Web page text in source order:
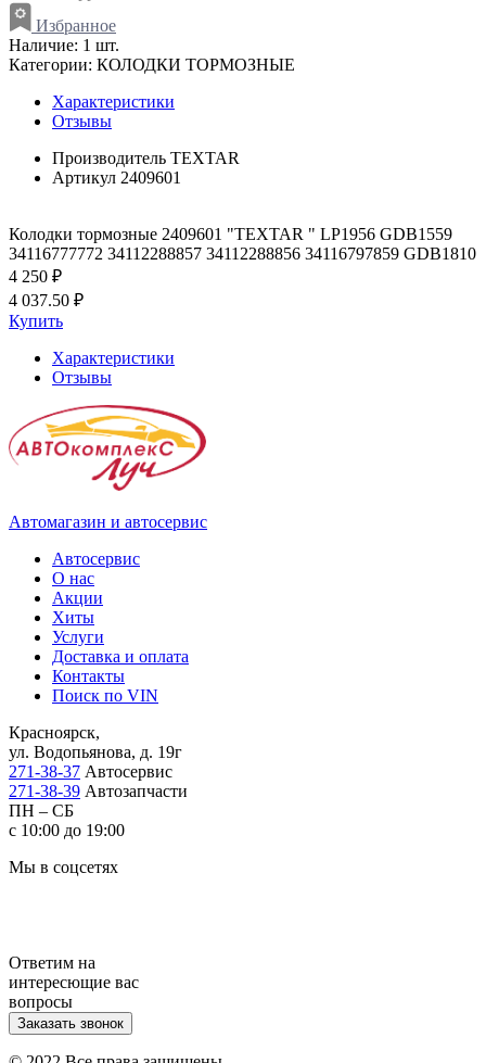
Избранное
Наличие: 1 шт.
Категории: КОЛОДКИ ТОРМОЗНЫЕ
Характеристики
Отзывы
Производитель TEXTAR
Артикул 2409601
Колодки тормозные 2409601 "TEXTAR " LP1956 GDB1559
34116777772 34112288857 34112288856 34116797859 GDB1810
4 250 ₽
4 037.50 ₽
Купить
Характеристики
Отзывы
Автомагазин и автосервис
Автосервис
О нас
Акции
Хиты
Услуги
Доставка и оплата
Контакты
Поиск по VIN
Красноярск,
ул. Водопьянова, д. 19г
271-38-37 Автосервис
271-38-39 Автозапчасти
ПН – СБ
с 10:00 до 19:00
Мы в соцсетях
Ответим на
интересющие вас
вопросы
Заказать звонок